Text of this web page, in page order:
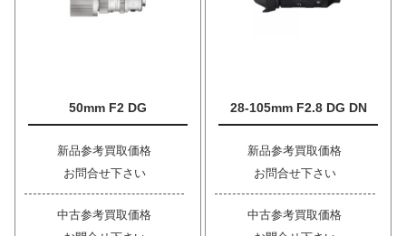
50mm F2 DG
新品参考買取価格
お問合せ下さい
中古参考買取価格
28-105mm F2.8 DG DN
新品参考買取価格
お問合せ下さい
中古参考買取価格